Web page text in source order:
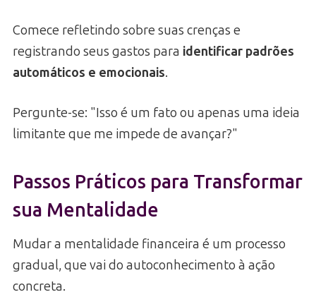
Comece refletindo sobre suas crenças e
registrando seus gastos para identificar padrões
automáticos e emocionais.
Pergunte-se: "Isso é um fato ou apenas uma ideia
limitante que me impede de avançar?"
Passos Práticos para Transformar
sua Mentalidade
Mudar a mentalidade financeira é um processo
gradual, que vai do autoconhecimento à ação
concreta.